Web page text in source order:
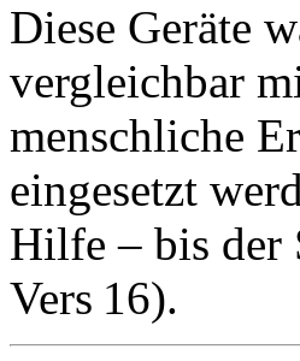
Diese Geräte
vergleichbar
menschliche
eingesetzt
Hilfe – bis der
Vers 16).